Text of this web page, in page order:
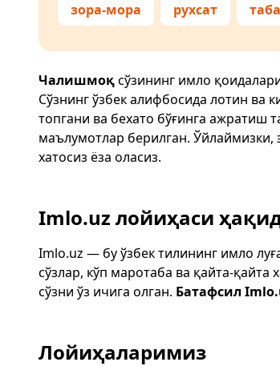
зора-мора рухсат
Чалишмоқсўзининг имло
Сўзнинг ўзбек алифбосида лотин ва
топгани ва бехато бўғинга ажратиш
маълумотлар берилган. Ўйлаймизки,
хатосиз ёза оласиз.
Imlo.uz лойиҳаси
Imlo.uz — бу ўзбек тилининг имло
сўзлар, кўп маротаба ва қайта-
сўзни ўз ичига олган. Батафсил
Лойиҳаларимиз